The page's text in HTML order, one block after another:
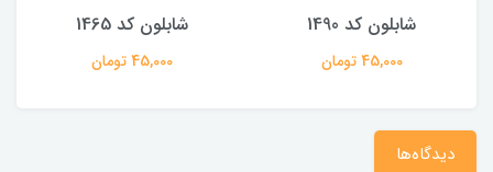
شابلون کد 1490
45,000 تومان
شابلون کد 1465
45,000 تومان
دیدگاه‌ها